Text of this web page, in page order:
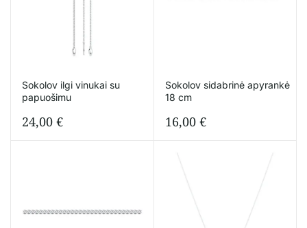
Sokolov ilgi vinukai su
papuošimu
24,00 €
Sokolov sidabrinė apyrankė
18 cm
16,00 €